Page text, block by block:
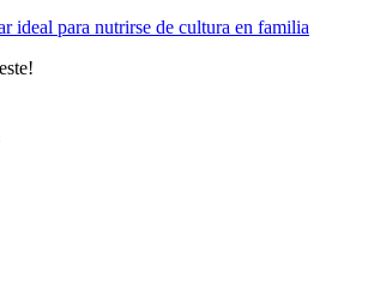
ideal para nutrirse de cultura en familia